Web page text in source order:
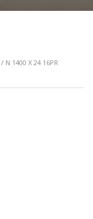
/ N 1400 X 24 16PR